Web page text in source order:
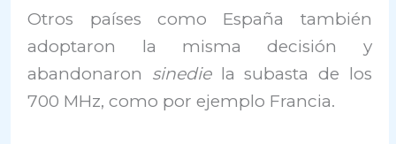
Otros países como España también
adoptaron la misma decisión y
abandonaron sinediela subasta de los
700 MHz, como por ejemplo Francia.